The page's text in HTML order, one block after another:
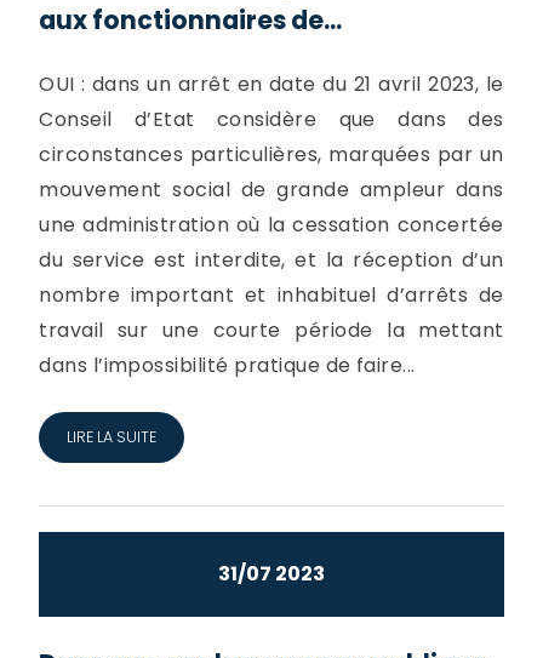
aux fonctionnaires de...
OUI : dans un arrêt en date du 21 avril 2023, le
Conseil d’Etat considère que dans des
circonstances particulières, marquées par un
mouvement social de grande ampleur dans
une administration où la cessation concertée
du service est interdite, et la réception d’un
nombre important et inhabituel d’arrêts de
travail sur une courte période la mettant
dans l’impossibilité pratique de faire...
LIRE LA SUITE
31/07 2023